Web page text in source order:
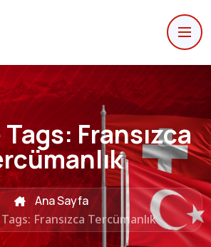
Fransızca
Ana Sayfa
Fransızca Tercümanlık